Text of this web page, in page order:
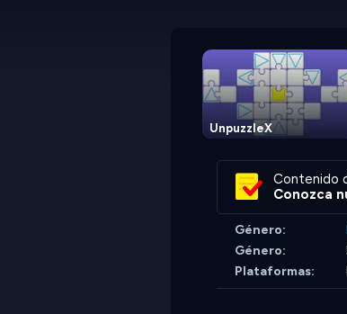
UnpuzzleX
Contenido
Conozca
Género:
Género:
Plataformas: